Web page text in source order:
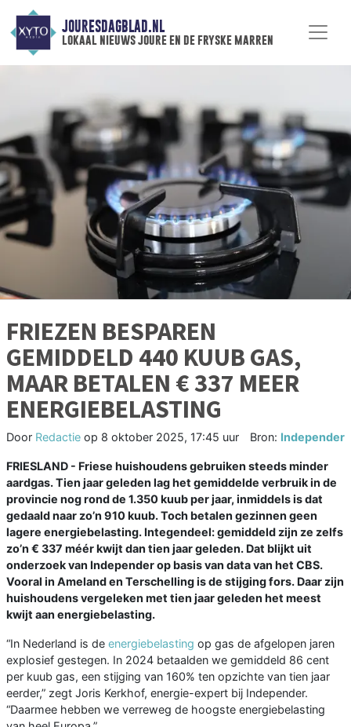
JOURESDAGBLAD.NL
lokaal nieuws joure en de fryske marren
FRIEZEN BESPAREN
GEMIDDELD 440 KUUB GAS,
MAAR BETALEN € 337 MEER
ENERGIEBELASTING
Door Redactie op 8 oktober 2025, 17:45 uur Bron: Independer
FRIESLAND - Friese huishoudens gebruiken steeds minder
aardgas. Tien jaar geleden lag het gemiddelde verbruik in de
provincie nog rond de 1.350 kuub per jaar, inmiddels is dat
gedaald naar zo’n 910 kuub. Toch betalen gezinnen geen
lagere energiebelasting. Integendeel: gemiddeld zijn ze zelfs
zo’n € 337 méér kwijt dan tien jaar geleden. Dat blijkt uit
onderzoek van Independer op basis van data van het CBS.
Vooral in Ameland en Terschelling is de stijging fors. Daar zijn
huishoudens vergeleken met tien jaar geleden het meest
kwijt aan energiebelasting.
“In Nederland is de energiebelasting op gas de afgelopen jaren
explosief gestegen. In 2024 betaalden we gemiddeld 86 cent
per kuub gas, een stijging van 160% ten opzichte van tien jaar
eerder,” zegt Joris Kerkhof, energie-expert bij Independer.
“Daarmee hebben we verreweg de hoogste energiebelasting